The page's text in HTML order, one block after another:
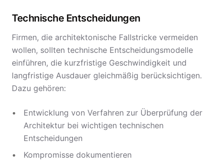
Technische Entscheidungen
Firmen, die architektonische Fallstricke vermeiden
wollen, sollten technische Entscheidungsmodelle
einführen, die kurzfristige Geschwindigkeit und
langfristige Ausdauer gleichmäßig berücksichtigen.
Dazu gehören:
Entwicklung von Verfahren zur Überprüfung der
Architektur bei wichtigen technischen
Entscheidungen
Kompromisse dokumentieren